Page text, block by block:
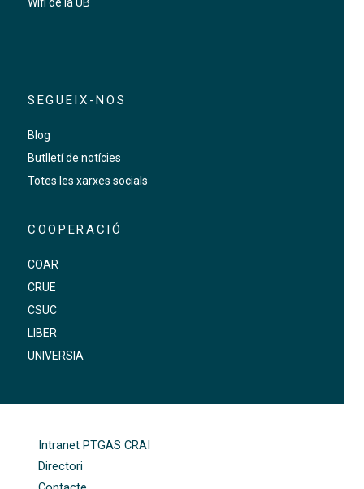
SEGUEIX-NOS
Blog
Butlletí de notícies
Totes les xarxes socials
COOPERACIÓ
COAR
CRUE
CSUC
LIBER
UNIVERSIA
Intranet PTGAS CRAI
Directori